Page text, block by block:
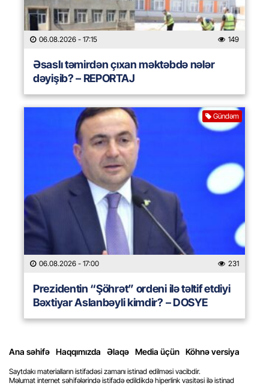
06.08.2026 - 17:15 149
Əsaslı təmirdən çıxan məktəbdə nələr
dəyişib? – REPORTAJ
Gündəm
06.08.2026 - 17:00 231
Prezidentin “Şöhrət” ordeni ilə təltif etdiyi
Bəxtiyar Aslanbəyli kimdir? – DOSYE
Ana səhifə Haqqımızda Əlaqə Media üçün Köhnə versiya
Saytdakı materialların istifadəsi zamanı istinad edilməsi vacibdir.
Məlumat internet səhifələrində istifadə edildikdə hiperlink vasitəsi ilə istinad